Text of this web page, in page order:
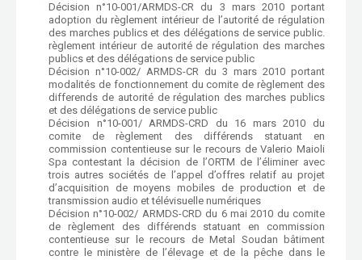
Décision n°10-001/ARMDS-CR du 3 mars 2010 portant
adoption du règlement intérieur de l’autorité de régulation
des marches publics et des délégations de service public.
règlement intérieur de autorité de régulation des marches
publics et des délégations de service public
Décision n°10-002/ ARMDS-CR du 3 mars 2010 portant
modalités de fonctionnement du comite de règlement des
differends de autorité de régulation des marches publics
et des délégations de service public
Décision n°10-001/ ARMDS-CRD du 16 mars 2010 du
comite de règlement des différends statuant en
commission contentieuse sur le recours de Valerio Maioli
Spa contestant la décision de l’ORTM de l’éliminer avec
trois autres sociétés de l’appel d’offres relatif au projet
d’acquisition de moyens mobiles de production et de
transmission audio et télévisuelle numériques
Décision n°10-002/ ARMDS-CRD du 6 mai 2010 du comite
de règlement des différends statuant en commission
contentieuse sur le recours de Metal Soudan bâtiment
contre le ministère de l’élevage et de la pêche dans le